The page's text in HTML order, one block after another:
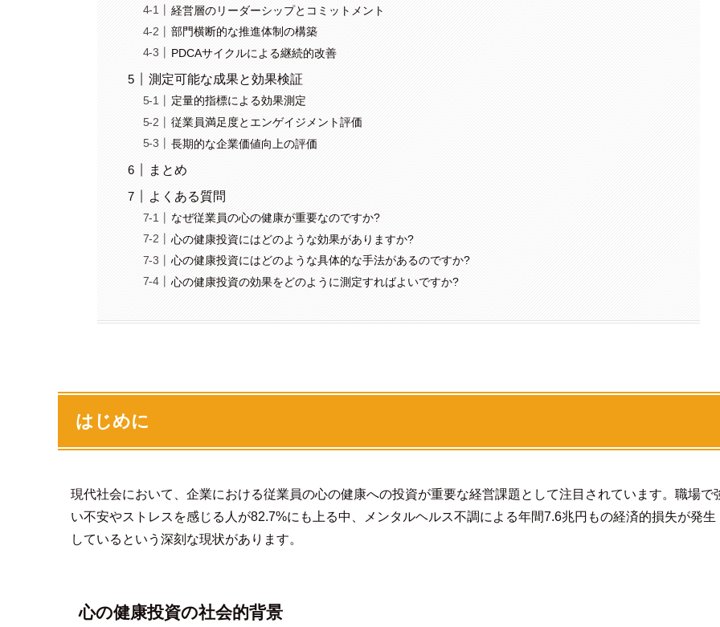
経営層のリーダーシップとコミットメント
部門横断的な推進体制の構築
PDCAサイクルによる継続的改善
測定可能な成果と効果検証
定量的指標による効果測定
従業員満足度とエンゲイジメント評価
長期的な企業価値向上の評価
まとめ
よくある質問
なぜ従業員の心の健康が重要なのですか?
心の健康投資にはどのような効果がありますか?
心の健康投資にはどのような具体的な手法があるのですか?
心の健康投資の効果をどのように測定すればよいですか?
はじめに
現代社会において、企業における従業員の心の健康への投資が重要な経営課題として注目されています。職場で
い不安やストレスを感じる人が82.7%にも上る中、メンタルヘルス不調による年間7.6兆円もの経済的損失が発生
しているという深刻な現状があります。
心の健康投資の社会的背景